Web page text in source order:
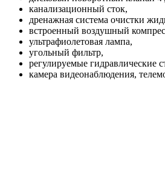
канализационный сток,
дренажная система очистки
встроенный воздушный
ультрафиолетовая лампа,
угольный фильтр,
регулируемые гидравлические
камера видеонаблюдения,